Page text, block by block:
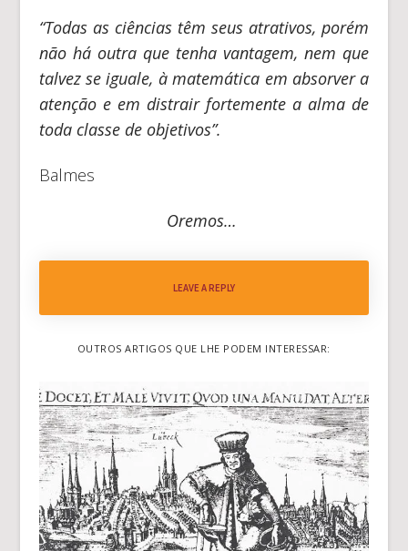
“Todas as ciências têm seus atrativos, porém
não há outra que tenha vantagem, nem que
talvez se iguale, à matemática em absorver a
atenção e em distrair fortemente a alma de
toda classe de objetivos”.
Balmes
Oremos…
LEAVE A REPLY
OUTROS ARTIGOS QUE LHE PODEM INTERESSAR: